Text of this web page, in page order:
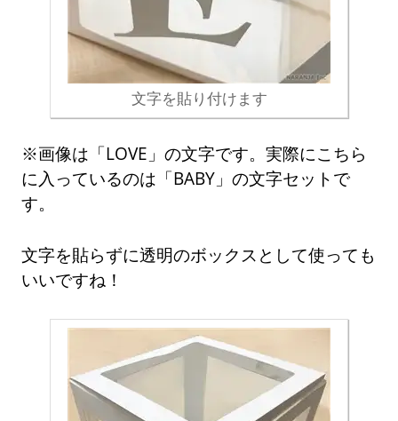
文字を貼り付けます
※画像は「LOVE」の文字です。実際にこちら
に入っているのは「BABY」の文字セットで
す。
文字を貼らずに透明のボックスとして使っても
いいですね！